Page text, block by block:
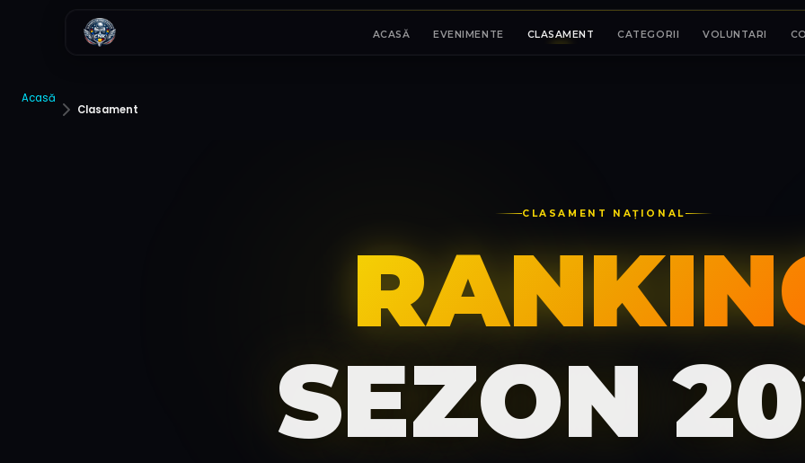
ACASĂ EVENIMENTE CLASAMENT CATEGORII VOLUNTARI
Acasă
Clasament
CLASAMENT NAȚIONAL
SEZON